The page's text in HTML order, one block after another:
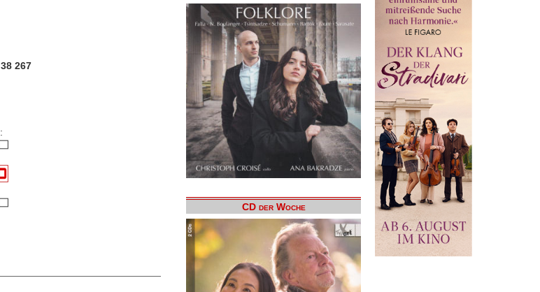
267
CD der Woche